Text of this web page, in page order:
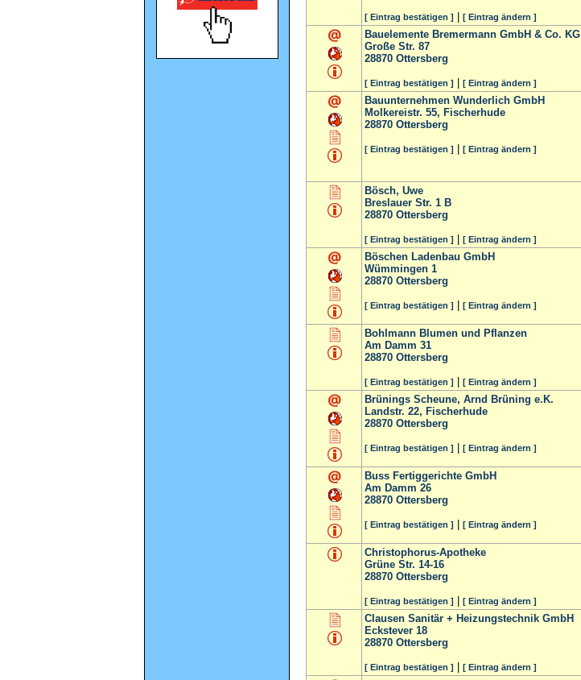
[ Eintrag bestätigen ] [ Eintrag ändern ]
Bauelemente Bremermann GmbH & Co. KG
Große Str. 87
28870 Ottersberg
[ Eintrag bestätigen ] [ Eintrag ändern ]
Bauunternehmen Wunderlich GmbH
Molkereistr. 55, Fischerhude
28870 Ottersberg
[ Eintrag bestätigen ] [ Eintrag ändern ]
Bösch, Uwe
Breslauer Str. 1 B
28870 Ottersberg
[ Eintrag bestätigen ] [ Eintrag ändern ]
Böschen Ladenbau GmbH
Wümmingen 1
28870 Ottersberg
[ Eintrag bestätigen ] [ Eintrag ändern ]
Bohlmann Blumen und Pflanzen
Am Damm 31
28870 Ottersberg
[ Eintrag bestätigen ] [ Eintrag ändern ]
Brünings Scheune, Arnd Brüning e.K.
Landstr. 22, Fischerhude
28870 Ottersberg
[ Eintrag bestätigen ] [ Eintrag ändern ]
Buss Fertiggerichte GmbH
Am Damm 26
28870 Ottersberg
[ Eintrag bestätigen ] [ Eintrag ändern ]
Christophorus-Apotheke
Grüne Str. 14-16
28870 Ottersberg
[ Eintrag bestätigen ] [ Eintrag ändern ]
Clausen Sanitär + Heizungstechnik GmbH
Eckstever 18
28870 Ottersberg
[ Eintrag bestätigen ] [ Eintrag ändern ]